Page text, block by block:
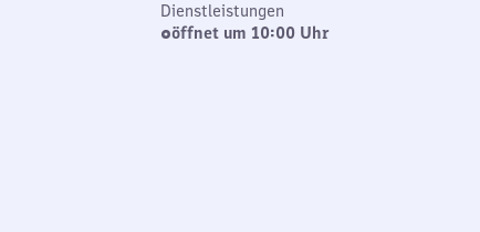
Dienstleistungen
öffnet um 10:00 Uhr